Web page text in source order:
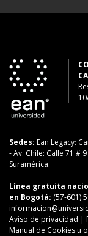
Sedes: Ean Legacy:
-Av. Chile: Calle 71 #
Suramérica.
Línea gratuita
en Bogotá: (57-601)
Aviso de privacidad
Manual de Cookies u